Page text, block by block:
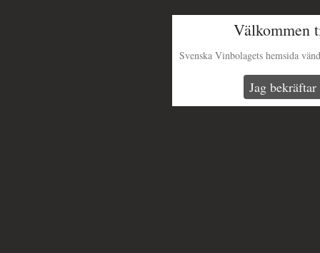
Välkommen
Svenska Vinbolagets hemsida